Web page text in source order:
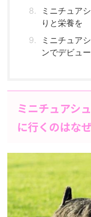
ミニチュア
りと栄養を
ミニチュア
ンでデビュ
ミニチュアシ
に行くのはな